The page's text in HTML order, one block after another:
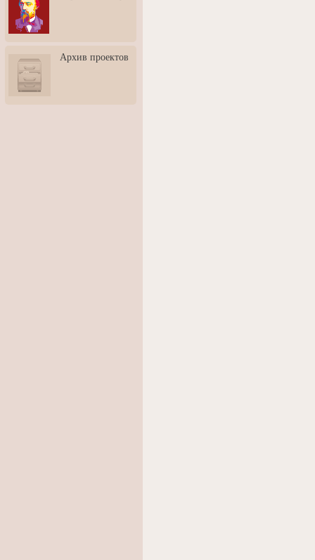
3: Обусловленности
человека и их влияние на
карьеру
скульптором Дмитрием
Тугариновым
АртБульвар в День города
Архив проектов